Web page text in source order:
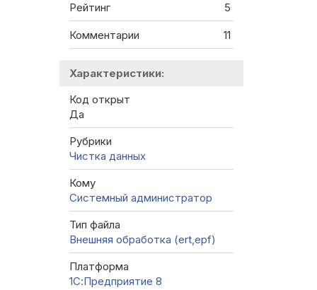
Рейтинг 5
Комментарии 11
Характеристики:
Код открыт
Да
Рубрики
Чистка данных
Кому
Системный администратор
Тип файла
Внешняя обработка (ert,epf)
Платформа
1С:Предприятие 8